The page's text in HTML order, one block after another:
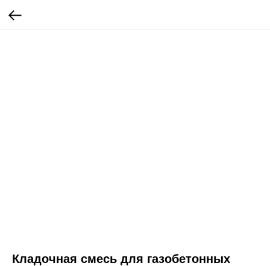
Кладочная смесь для газобетонных